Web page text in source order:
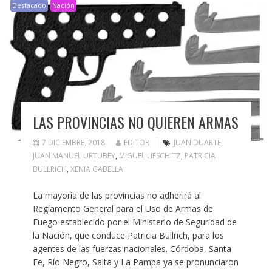
Destacado Nación
LAS PROVINCIAS NO QUIEREN ARMAS
7 DICIEMBRE, 2018 EDITOR JUAN DUARTE,
JUAN MANUEL URTUBEY, MIGUEL LIFSCHITZ, PATRICIA
BULLRICH, XENIA GABELLA
La mayoría de las provincias no adherirá al
Reglamento General para el Uso de Armas de
Fuego establecido por el Ministerio de Seguridad de
la Nación, que conduce Patricia Bullrich, para los
agentes de las fuerzas nacionales. Córdoba, Santa
Fe, Río Negro, Salta y La Pampa ya se pronunciaron